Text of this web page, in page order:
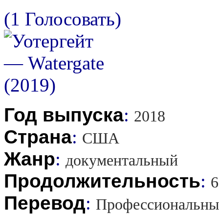
(1 Голосовать)
Год выпуска: 2018
Страна: США
Жанр: документальный
Продолжительность:
Перевод: